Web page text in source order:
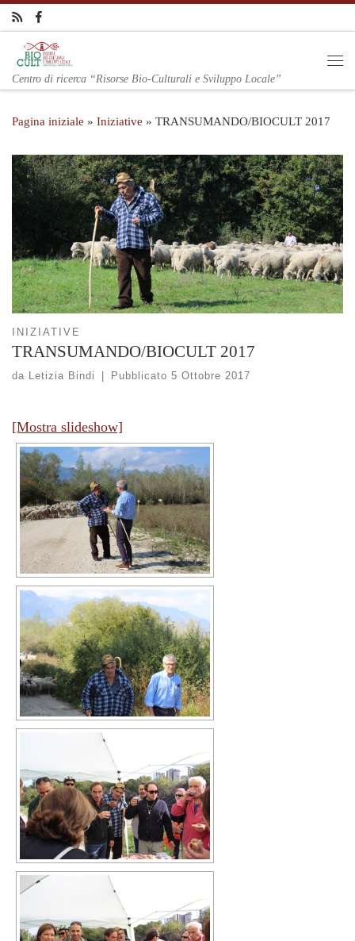
Centro di ricerca “Risorse Bio-Culturali e Sviluppo Locale”
Pagina iniziale » Iniziative » TRANSUMANDO/BIOCULT 2017
INIZIATIVE
TRANSUMANDO/BIOCULT 2017
da Letizia Bindi Pubblicato 5 Ottobre 2017
[Mostra slideshow]